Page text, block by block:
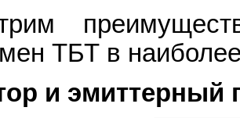
ТБТ в
и эмиттерный